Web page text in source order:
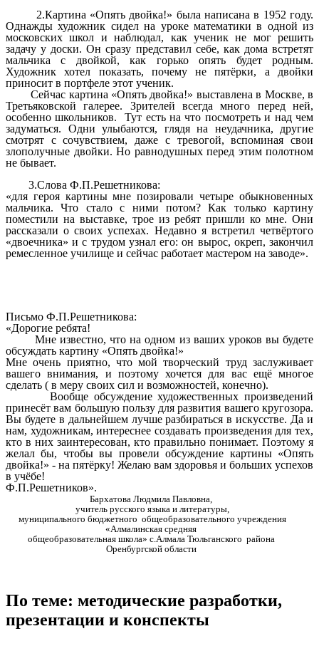
2.Картина «Опять двойка!» была написана в 1952 году.
Однажды художник сидел на уроке математики в одной из
московских школ и наблюдал, как ученик не мог решить
задачу у доски. Он сразу представил себе, как дома встретят
мальчика с двойкой, как горько опять будет родным.
Художник хотел показать, почему не пятёрки, а двойки
приносит в портфеле этот ученик.
Сейчас картина «Опять двойка!» выставлена в Москве, в
Третьяковской галерее. Зрителей всегда много перед ней,
особенно школьников. Тут есть на что посмотреть и над чем
задуматься. Одни улыбаются, глядя на неудачника, другие
смотрят с сочувствием, даже с тревогой, вспоминая свои
злополучные двойки. Но равнодушных перед этим полотном
не бывает.
3.Слова Ф.П.Решетникова:
«для героя картины мне позировали четыре обыкновенных
мальчика. Что стало с ними потом? Как только картину
поместили на выставке, трое из ребят пришли ко мне. Они
рассказали о своих успехах. Недавно я встретил четвёртого
«двоечника» и с трудом узнал его: он вырос, окреп, закончил
ремесленное училище и сейчас работает мастером на заводе».
Письмо Ф.П.Решетникова:
«Дорогие ребята!
Мне известно, что на одном из ваших уроков вы будете
обсуждать картину «Опять двойка!»
Мне очень приятно, что мой творческий труд заслуживает
вашего внимания, и поэтому хочется для вас ещё многое
сделать ( в меру своих сил и возможностей, конечно).
Вообще обсуждение художественных произведений
принесёт вам большую пользу для развития вашего кругозора.
Вы будете в дальнейшем лучше разбираться в искусстве. Да и
нам, художникам, интереснее создавать произведения для тех,
кто в них заинтересован, кто правильно понимает. Поэтому я
желал бы, чтобы вы провели обсуждение картины «Опять
двойка!» - на пятёрку! Желаю вам здоровья и больших успехов
в учёбе!
Ф.П.Решетников».
Бархатова Людмила Павловна,
учитель русского языка и литературы,
муниципального бюджетного общеобразовательного учреждения
«Алмалинская средняя
общеобразовательная школа» с.Алмала Тюльганского района
Оренбургской области
По теме: методические разработки,
презентации и конспекты